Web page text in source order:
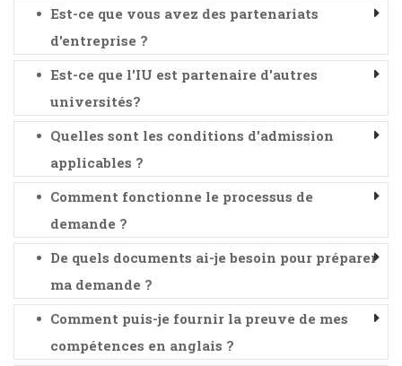
Est-ce que vous avez des partenariats
d'entreprise ?
Est-ce que l'IU est partenaire d'autres
universités?
Quelles sont les conditions d'admission
applicables ?
Comment fonctionne le processus de
demande ?
De quels documents ai-je besoin pour préparer
ma demande ?
Comment puis-je fournir la preuve de mes
compétences en anglais ?